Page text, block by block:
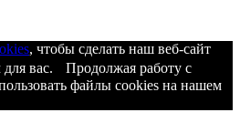
, чтобы сделать наш веб-сайт
вас. Продолжая работу с
файлы cookies на нашем